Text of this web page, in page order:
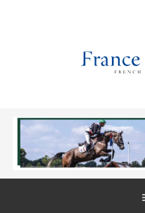
La journée du complet & le
indoor reviennent le 23